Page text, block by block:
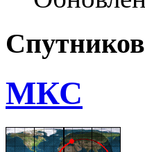
МКС